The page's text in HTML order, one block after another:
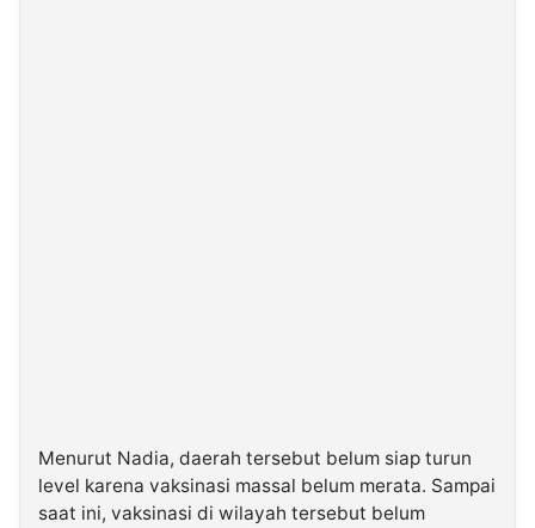
Menurut Nadia, daerah tersebut belum siap turun
level karena vaksinasi massal belum merata. Sampai
saat ini, vaksinasi di wilayah tersebut belum